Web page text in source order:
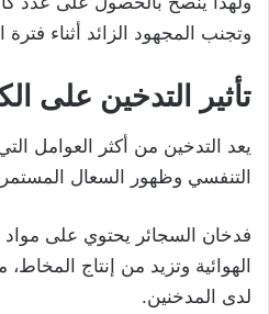
وتجنب المجهود الزائد أثناء
تأثير التدخين على
يعد التدخين من أكثر العوامل
التنفسي وظهور السعال
فدخان السجائر يحتوي على
الهوائية وتزيد من إنتاج
لدى المدخنين.